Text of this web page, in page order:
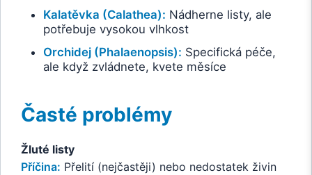
Kalatěvka (Calathea): Nádherne listy, ale
potřebuje vysokou vlhkost
Orchidej (Phalaenopsis): Specifická péče,
ale když zvládnete, kvete měsíce
Časté problémy
Žluté listy
Příčina: Přelití (nejčastěji) nebo nedostatek živin